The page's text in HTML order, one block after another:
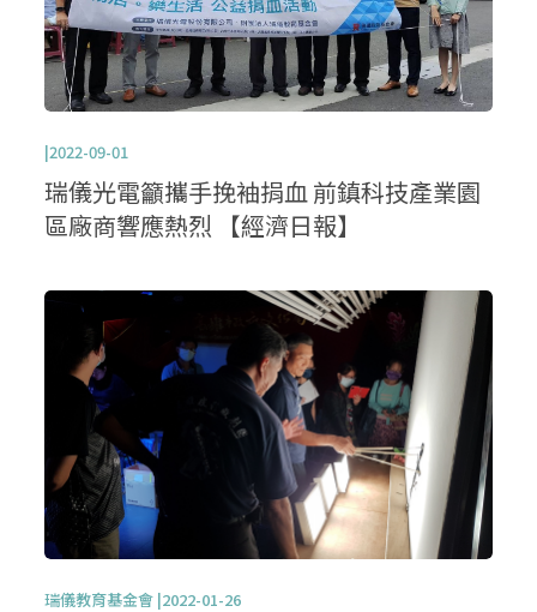
|2022-09-01
瑞儀光電籲攜手挽袖捐血 前鎮科技產業園
區廠商響應熱烈 【經濟日報】
瑞儀教育基金會 |2022-01-26